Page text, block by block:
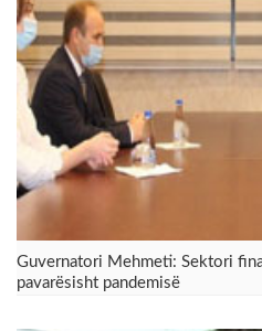
​Guvernatori Mehmeti: Sektori
pavarësisht pandemisë